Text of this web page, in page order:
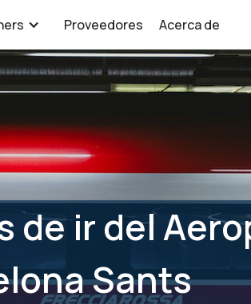
Proveedores Acerca de
de ir del
Sants